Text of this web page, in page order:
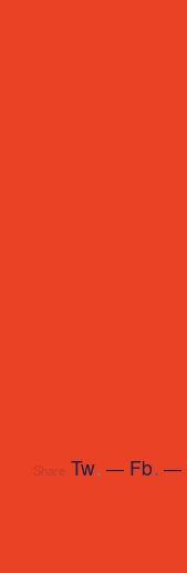
Share Tw. Fb.